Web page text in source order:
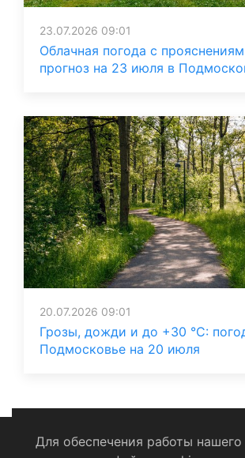
23.07.2026 09:01
Облачная погода с
прогноз на 23 июля в
20.07.2026 09:01
Грозы, дожди и до +30 °C:
Подмосковье на 20 июля
Для обеспечения работы